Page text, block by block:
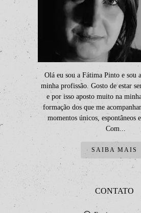
Olá eu sou a Fátima Pinto e sou
minha profissão. Gosto de estar
e por isso aposto muito na
formação dos que me
momentos únicos, espontâneos
Com...
SAIBA MAIS
CONTATO